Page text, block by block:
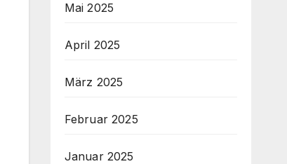
Mai 2025
April 2025
März 2025
Februar 2025
Januar 2025